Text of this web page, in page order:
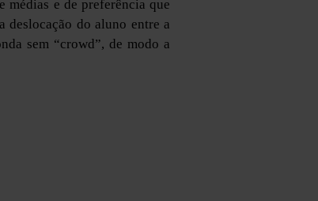
médias e de preferência que
deslocação do aluno entre a
sem “crowd”, de modo a